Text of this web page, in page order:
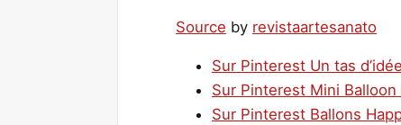
Source by revistaartesanato
Sur Pinterest Un tas
Sur Pinterest Mini Balloon
Sur Pinterest Ballons